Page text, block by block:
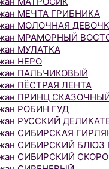
МЕЧТА ГРИБНИКА
МОЛОЧНАЯ
МРАМОРНЫЙ
МУЛАТКА
НЕРО
ПАЛЬЧИКОВЫЙ
ПЁСТРАЯ ЛЕНТА
ПРИНЦ
РОБИН ГУД
РУССКИЙ
СИБИРСКАЯ
СИБИРСКИЙ БЛЮЗ
СИБИРСКИЙ